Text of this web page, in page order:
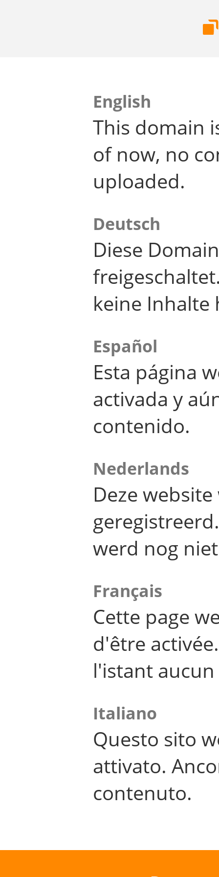
English
This domain
of now, no
uploaded.
Deutsch
Diese
keine Inhalte
Español
Esta página
activada y
contenido.
Nederlands
Deze
werd nog
Français
Cette page
d'être
l'istant
Italiano
Questo sito
attivato.
contenuto.